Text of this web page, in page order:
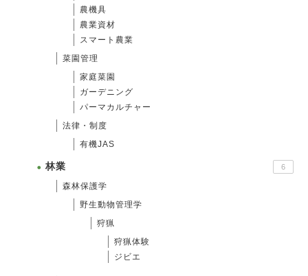
農機具
農業資材
スマート農業
菜園管理
家庭菜園
ガーデニング
パーマカルチャー
法律・制度
有機JAS
林業 6
森林保護学
野生動物管理学
狩猟
狩猟体験
ジビエ